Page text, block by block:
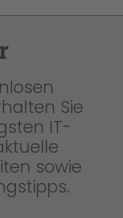
Sie
IT-
sowie